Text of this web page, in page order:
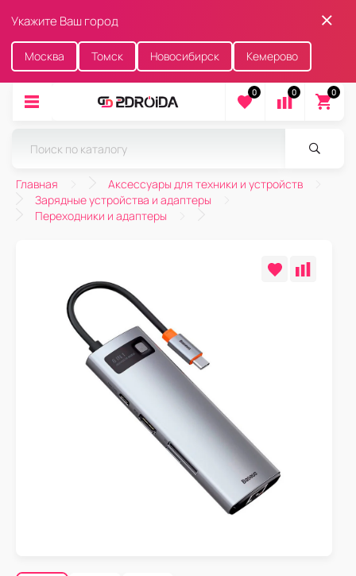
Укажите Ваш город
Москва Томск Новосибирск Кемерово
0 0 0
Главная
Аксессуары для техники и устройств
Зарядные устройства и адаптеры
Переходники и адаптеры